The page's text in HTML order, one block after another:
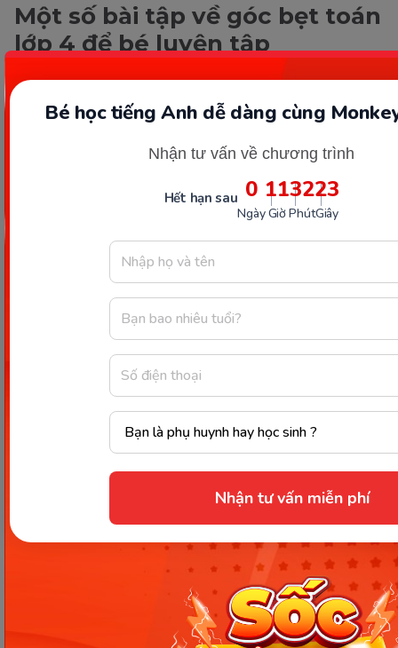
Bé học tiếng Anh dễ dàng cùng
Nhận tư vấn về chương trình
Hết hạn sau 0
Ngày
11
Giờ
32
Phút
21
Giây
Nhận tư vấn miễn phí
Một số bài tập về góc bẹt toán
lớp 4 để bé luyện tập